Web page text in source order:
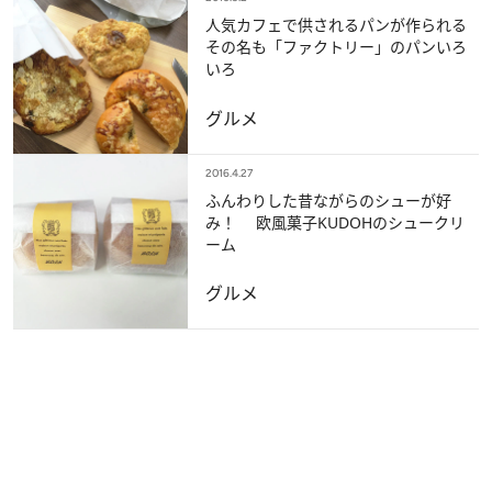
人気カフェで供されるパンが作られる
その名も「ファクトリー」のパンいろ
いろ
グルメ
2016.4.27
ふんわりした昔ながらのシューが好
み！ 欧風菓子KUDOHのシュークリ
ーム
グルメ